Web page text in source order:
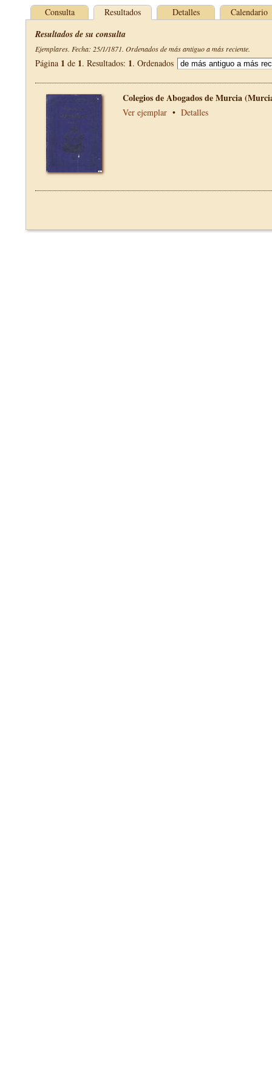
Consulta Resultados Detalles Calendario
Resultados de su consulta
Ejemplares. Fecha: 25/1/1871. Ordenados de más antiguo a más reciente.
Página 1 de 1. Resultados: 1. Ordenados
Colegios de Abogados de Murcia
Ver ejemplar • Detalles